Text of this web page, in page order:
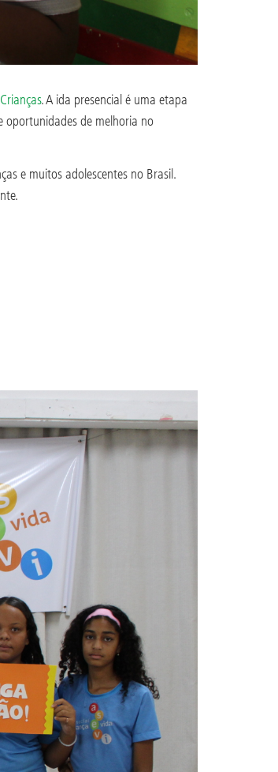
. A ida presencial é uma etapa
oportunidades de melhoria no
e muitos adolescentes no Brasil.